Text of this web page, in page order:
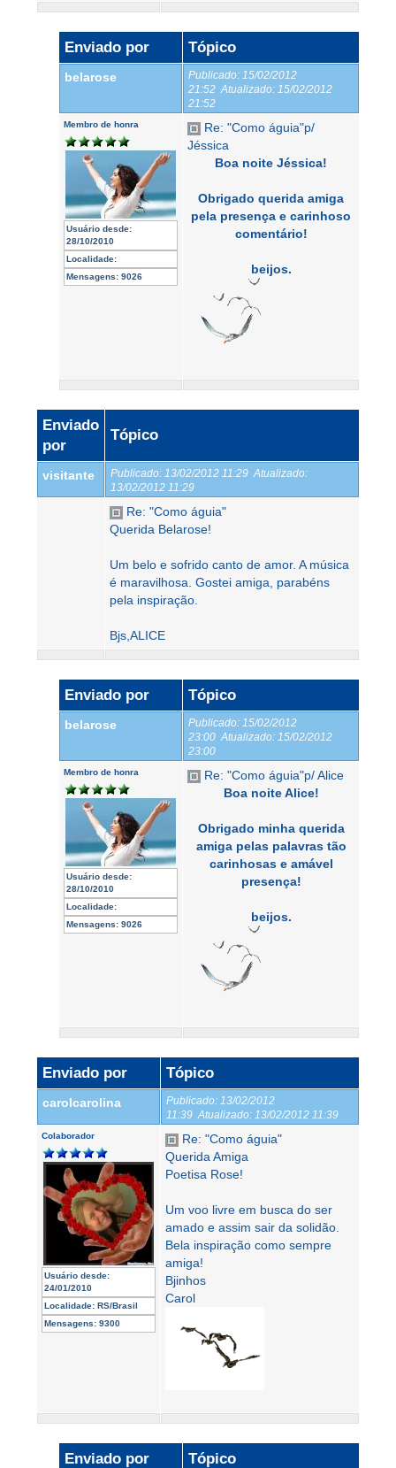
Enviado por Tópico
belarose Publicado: 15/02/2012
21:52 Atualizado: 15/02/2012
21:52
Membro de honra
Usuário desde:
28/10/2010
Localidade:
Mensagens: 9026
Re: "Como águia"p/
Jéssica
Boa noite Jéssica!
Obrigado querida amiga
pela presença e carinhoso
comentário!
beijos.
Enviado
por
Tópico
visitante Publicado: 13/02/2012 11:29 Atualizado:
13/02/2012 11:29
Re: "Como águia"
Querida Belarose!
Um belo e sofrido canto de amor. A música
é maravilhosa. Gostei amiga, parabéns
pela inspiração.
Bjs,ALICE
Enviado por Tópico
belarose Publicado: 15/02/2012
23:00 Atualizado: 15/02/2012
23:00
Membro de honra
Usuário desde:
28/10/2010
Localidade:
Mensagens: 9026
Re: "Como águia"p/ Alice
Boa noite Alice!
Obrigado minha querida
amiga pelas palavras tão
carinhosas e amável
presença!
beijos.
Enviado por Tópico
carolcarolina Publicado: 13/02/2012
11:39 Atualizado: 13/02/2012 11:39
Colaborador
Usuário desde:
24/01/2010
Localidade: RS/Brasil
Mensagens: 9300
Re: "Como águia"
Querida Amiga
Poetisa Rose!
Um voo livre em busca do ser
amado e assim sair da solidão.
Bela inspiração como sempre
amiga!
Bjinhos
Carol
Enviado por Tópico